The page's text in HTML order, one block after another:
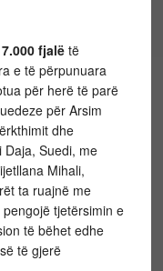
fjalëtë
e të përpunuara
për herë të parë
për Arsim
dhe
Daja, Suedi, me
Mihali,
ta ruajnë me
tjetërsimin e
të bëhet edhe
të gjerë